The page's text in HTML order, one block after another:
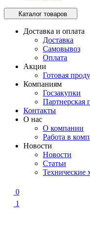
Каталог товаров
Доставка и оплата
Доставка
Самовывоз
Оплата
Акции
Готовая
Компаниям
Госзакупки
Партнерская
Контакты
О нас
О компании
Работа в
Новости
Новости
Статьи
Технические
0
1